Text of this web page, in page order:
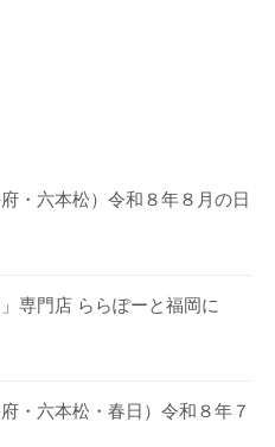
・六本松）令和８年８月の日
」専門店 ららぽーと福岡に
・六本松・春日）令和８年７